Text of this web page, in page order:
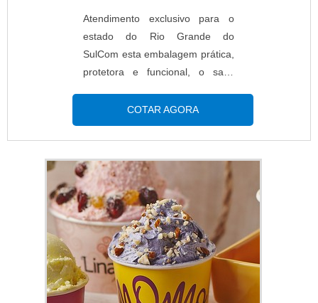
Atendimento exclusivo para o
estado do Rio Grande do
SulCom esta embalagem prática,
protetora e funcional, o saco
transportar notas fiscais e outros
objetos. O envelope é fabricado
com três ou mais fitas adesivas,
numa embalagem prática,
protetora e funcional. O produto
pode ser fabricado com material
100% reciclado, sendo ideal para
o meio ambiente.MAIS
DETALHES IMPORTANTES
SOBRE O PRODUTOAlém disso,
o também c...
COTAR AGORA